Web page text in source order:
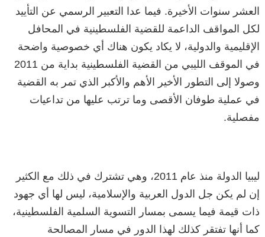
العشر سنوات الأخيرة. فيما عدا التعبير الرسمي عن التأييد
لكل المواقف الداعمة للقضية الفلسطينية في المحافل
الإقليمية والدولية، لا يكاد يكون هناك أي خصوصية واضحة
في الموقف الليبي من القضية الفلسطينية بداية من 2011
وصولا إلى التطور الأخير الأهم والأكبر الذي تمر به القضية
في عملية طوفان الأقصى وما ترتب عليها من تداعيات
مفصلية.
ليبيا الدولة منذ عام 2011، وهي تشترك في ذلك مع الكثير
إن لم يكن جل الدول العربية والإسلامية، ليس لها أي جهود
ذات قيمة فيما يسمى بمسار التسوية السلمية الفلسطينية،
كما أنها تفتقر كذلك لهذا الدور في مسار المصالحة